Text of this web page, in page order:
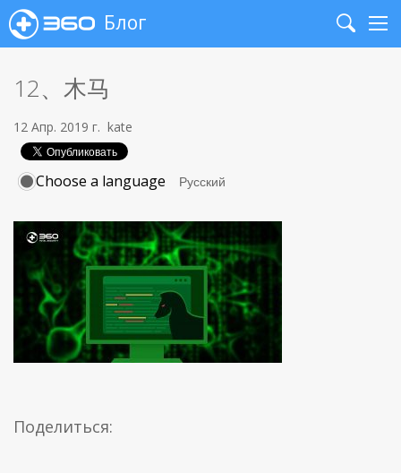
Блог
Search
12、木马
12 Апр. 2019 г. kate
Choose a language
Поделиться: